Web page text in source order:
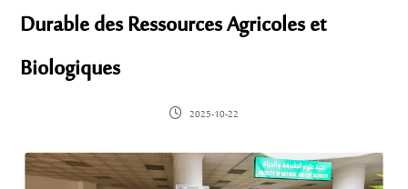
Durable des Ressources Agricoles et
Biologiques
2025-10-22